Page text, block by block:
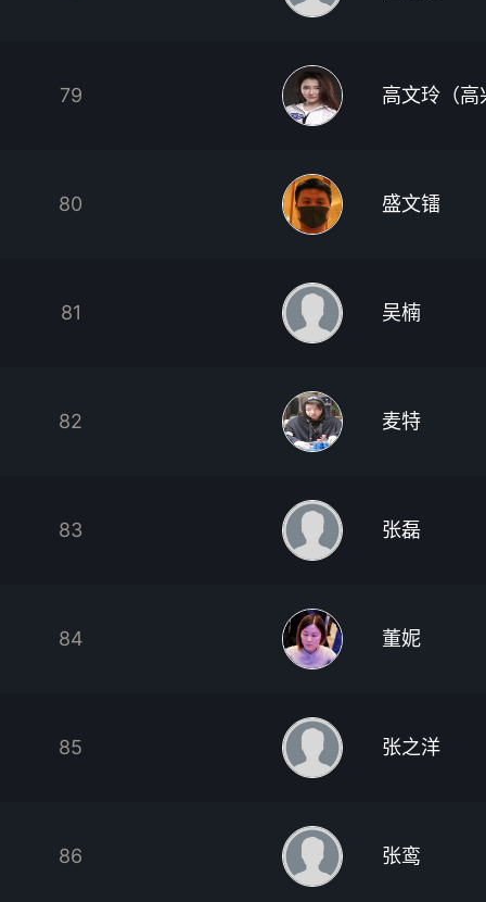
79 高文玲（高
80 盛文镭
81 吴楠
82 麦特
83 张磊
84 董妮
85 张之洋
86 张鸾